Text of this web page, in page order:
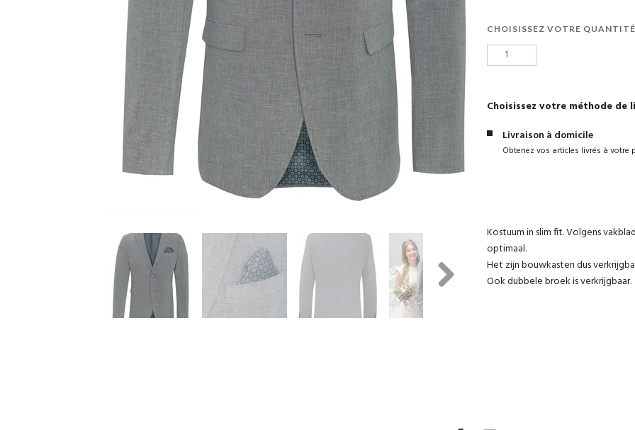
CHOISISSEZ VOTRE QUANTITÉ
Choisissez votre méthode de
Livraison à domicile
Obtenez vos articles livrés à votre
Kostuum in slim fit. Volgens
optimaal.
Het zijn bouwkasten dus
Ook dubbele broek is verkrijgbaar.